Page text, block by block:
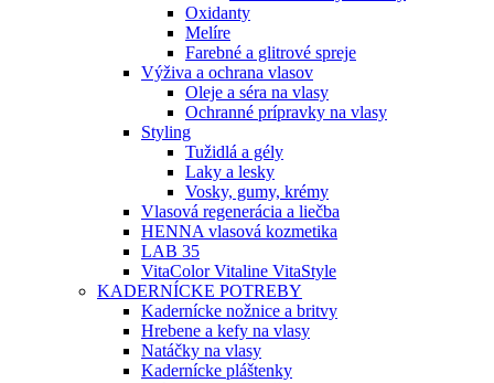
Oxidanty
Melíre
Farebné a glitrové spreje
Výživa a ochrana vlasov
Oleje a séra na vlasy
Ochranné prípravky na vlasy
Styling
Tužidlá a gély
Laky a lesky
Vosky, gumy, krémy
Vlasová regenerácia a liečba
HENNA vlasová kozmetika
LAB 35
VitaColor Vitaline VitaStyle
KADERNÍCKE POTREBY
Kadernícke nožnice a britvy
Hrebene a kefy na vlasy
Natáčky na vlasy
Kadernícke pláštenky